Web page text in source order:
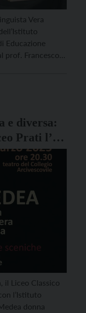
Vera
Educazione
prof. Francesco
e diversa:
Prati l’8
il Liceo Classico
l’Istituto
donna